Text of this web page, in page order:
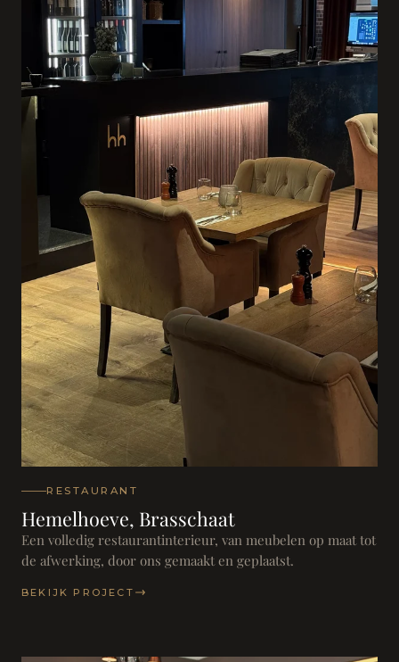
RESTAURANT
Hemelhoeve, Brasschaat
Een volledig restaurantinterieur, van meubelen op maat tot
de afwerking, door ons gemaakt en geplaatst.
BEKIJK PROJECT